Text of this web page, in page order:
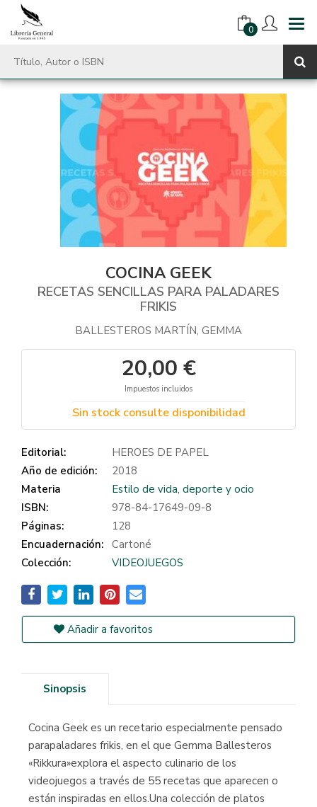
0
COCINA GEEK
RECETAS SENCILLAS PARA PALADARES
FRIKIS
BALLESTEROS MARTÍN, GEMMA
20,00 €
Impuestos incluidos
Sin stock consulte disponibilidad
Editorial:
HEROES DE PAPEL
Año de edición:
2018
Materia
Estilo de vida, deporte y ocio
ISBN:
978-84-17649-09-8
Páginas:
128
Encuadernación: Cartoné
Colección:
VIDEOJUEGOS
Añadir a favoritos
Sinopsis
Cocina Geek es un recetario especialmente pensado
parapaladares frikis, en el que Gemma Ballesteros
«Rikkura»explora el aspecto culinario de los
videojuegos a través de 55 recetas que aparecen o
están inspiradas en ellos.Una colección de platos